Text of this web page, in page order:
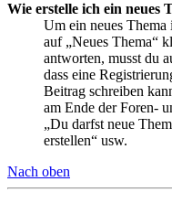
Wie erstelle ich ein neues
Um ein neues
auf „Neues Thema“
antworten, musst du
dass eine
Beitrag schreiben
am Ende der Foren-
„Du darfst neue
erstellen“ usw.
Nach oben